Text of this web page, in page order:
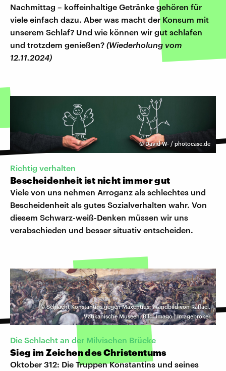
Nachmittag – koffeinhaltige Getränke gehören für
viele einfach dazu. Aber was macht der Konsum mit
unserem Schlaf? Und wie können wir gut schlafen
und trotzdem genießen? (Wiederholung vom
12.11.2024)
©David-W- / photocase.de
Richtig verhalten
Bescheidenheit ist nicht immer gut
Viele von uns nehmen Arroganz als schlechtes und
Bescheidenheit als gutes Sozialverhalten wahr. Von
diesem Schwarz-weiß-Denken müssen wir uns
verabschieden und besser situativ entscheiden.
©Schlacht Konstantins gegen Maxentius: Wandbild von Raffael,
Vatikanische Museen. Bild: Imago | Imagebroker
Die Schlacht an der Milvischen Brücke
Sieg im Zeichen des Christentums
Oktober 312: Die Truppen Konstantins und seines